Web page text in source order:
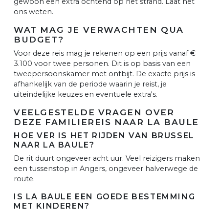
ons weten.
WAT MAG JE VERWACHTEN QUA
BUDGET?
Voor deze reis mag je rekenen op een prijs vanaf €
3.100 voor twee personen. Dit is op basis van een
tweepersoonskamer met ontbijt. De exacte prijs is
afhankelijk van de periode waarin je reist, je
uiteindelijke keuzes en eventuele extra's.
VEELGESTELDE VRAGEN OVER
DEZE FAMILIEREIS NAAR LA BAULE
HOE VER IS HET RIJDEN VAN BRUSSEL
NAAR LA BAULE?
De rit duurt ongeveer acht uur. Veel reizigers maken
een tussenstop in Angers, ongeveer halverwege de
route.
IS LA BAULE EEN GOEDE BESTEMMING
MET KINDEREN?